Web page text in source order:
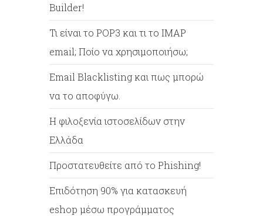
Builder!
Τι είναι το POP3 και τι το IMAP
email; Ποίο να χρησιμοποιήσω;
Email Blacklisting και πως μπορώ
να το αποφύγω.
Η φιλοξενία ιστοσελίδων στην
Ελλάδα
Προστατευθείτε από το Phishing!
Επιδότηση 90% για κατασκευή
eshop μέσω προγράμματος